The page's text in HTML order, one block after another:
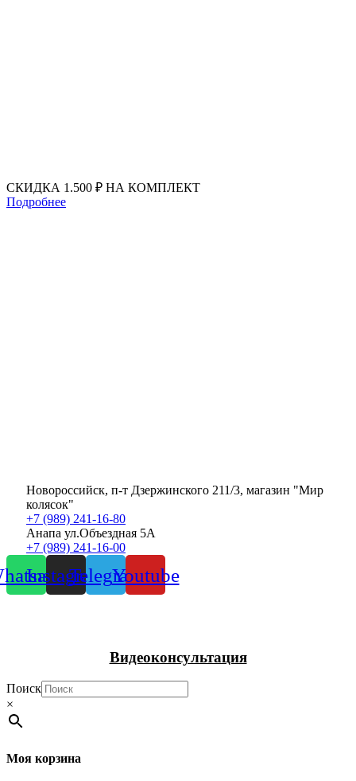
СКИДКА 1.500 ₽ НА КОМПЛЕКТ
Подробнее
Новороссийск, п-т Дзержинского 211/3, магазин "Мир
колясок"
+7 (989) 241-16-80
Анапа ул.Объездная 5А
+7 (989) 241-16-00
InstagramTelegramYoutube
Видеоконсультация
Поиск
×
Моя корзина